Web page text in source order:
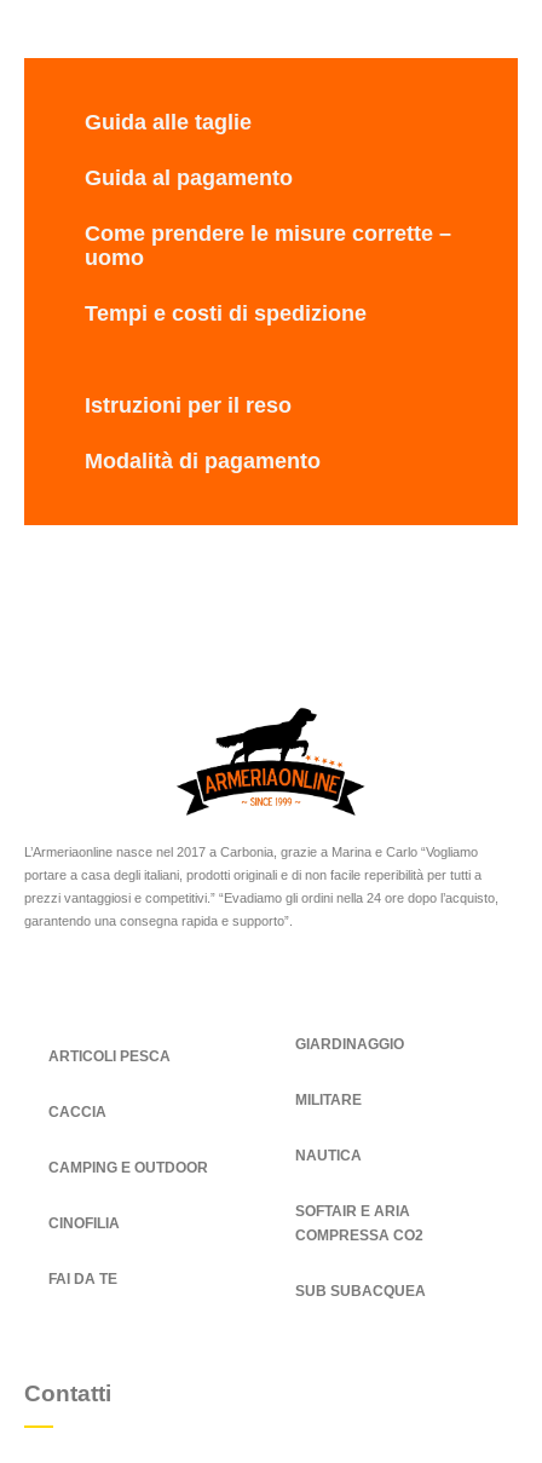
Guida alle taglie
Guida al pagamento
Come prendere le misure corrette –
uomo
Tempi e costi di spedizione
Istruzioni per il reso
Modalità di pagamento
L’Armeriaonline nasce nel 2017 a Carbonia, grazie a Marina e Carlo “Vogliamo
portare a casa degli italiani, prodotti originali e di non facile reperibilità per tutti a
prezzi vantaggiosi e competitivi.” “Evadiamo gli ordini nella 24 ore dopo l’acquisto,
garantendo una consegna rapida e supporto”.
ARTICOLI PESCA
CACCIA
CAMPING E OUTDOOR
CINOFILIA
FAI DA TE
GIARDINAGGIO
MILITARE
NAUTICA
SOFTAIR E ARIA
COMPRESSA CO2
SUB SUBACQUEA
Contatti